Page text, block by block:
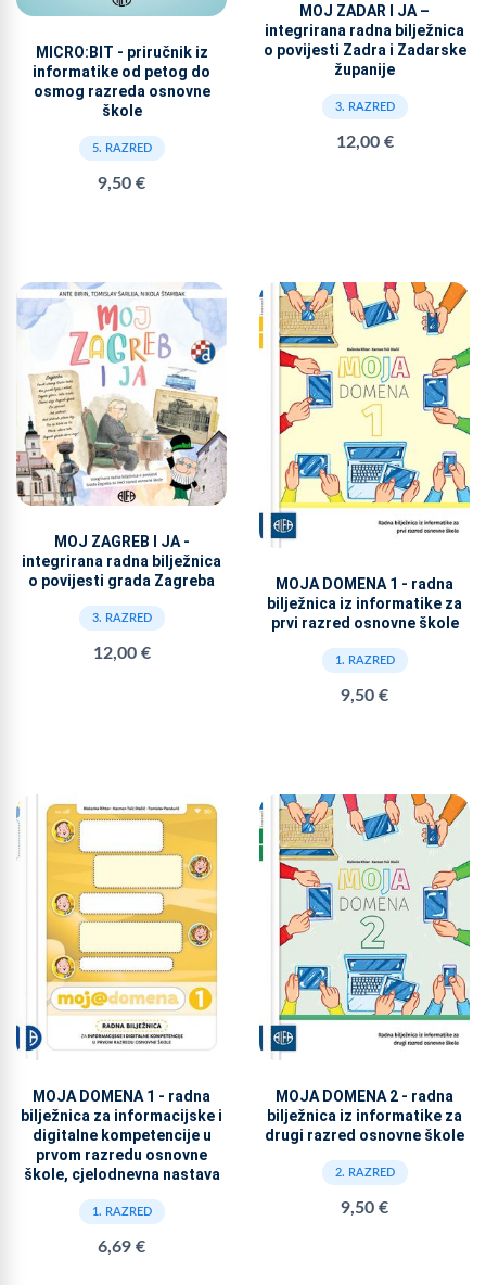
MICRO:BIT - priručnik iz
informatike od petog do
osmog razreda osnovne
škole
5. RAZRED
9,50 €
MOJ ZADAR I JA –
integrirana radna bilježnica
o povijesti Zadra i Zadarske
županije
3. RAZRED
12,00 €
MOJ ZAGREB I JA -
integrirana radna bilježnica
o povijesti grada Zagreba
3. RAZRED
12,00 €
MOJA DOMENA 1 - radna
bilježnica iz informatike za
prvi razred osnovne škole
1. RAZRED
9,50 €
MOJA DOMENA 1 - radna
bilježnica za informacijske i
digitalne kompetencije u
prvom razredu osnovne
škole, cjelodnevna nastava
1. RAZRED
6,69 €
MOJA DOMENA 2 - radna
bilježnica iz informatike za
drugi razred osnovne škole
2. RAZRED
9,50 €